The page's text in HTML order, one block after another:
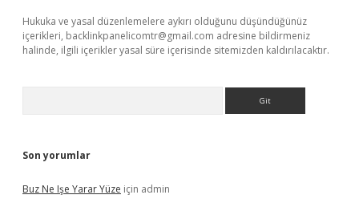
Hukuka ve yasal düzenlemelere aykırı olduğunu düşündüğünüz
içerikleri, backlinkpanelicomtr@gmail.com adresine bildirmeniz
halinde, ilgili içerikler yasal süre içerisinde sitemizden kaldırılacaktır.
Son yorumlar
Buz Ne Işe Yarar Yüze için admin